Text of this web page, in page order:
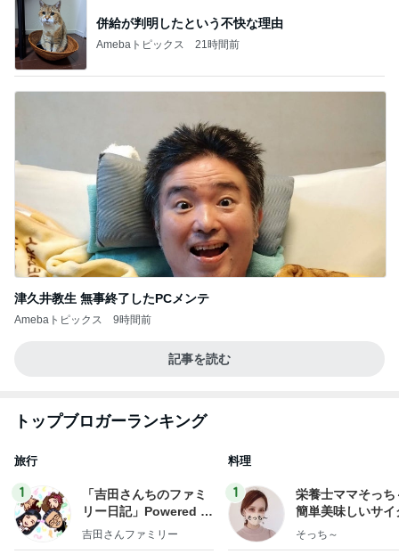
併給が判明したという不快な理由
Amebaトピックス 21時間前
津久井教生 無事終了したPCメンテ
Amebaトピックス 9時間前
記事を読む
トップブロガーランキング
旅行
1
「吉田さんちのファミ
リー日記」Powered b
y Ameba 吉田さんファ
吉田さんファミリー
料理
1
栄養士ママそっち
簡単美味しいサイ
献立
そっち～